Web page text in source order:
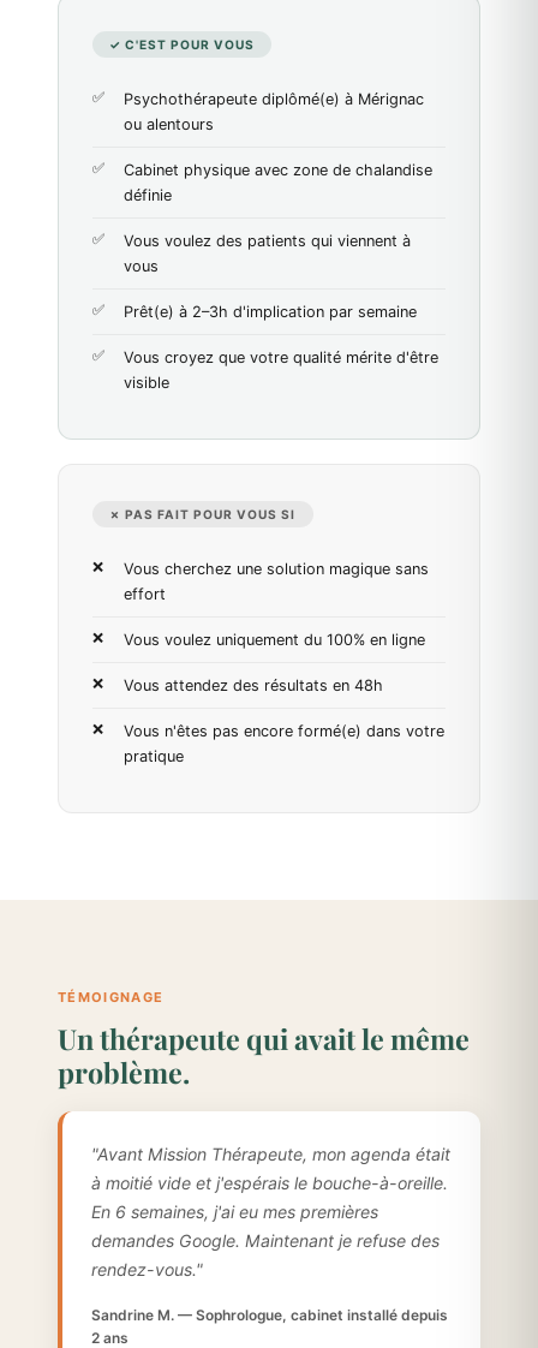
✓ C'EST POUR VOUS
Psychothérapeute diplômé(e) à Mérignac
ou alentours
Cabinet physique avec zone de chalandise
définie
Vous voulez des patients qui viennent à
vous
Prêt(e) à 2–3h d'implication par semaine
Vous croyez que votre qualité mérite d'être
visible
✗ PAS FAIT POUR VOUS SI
Vous cherchez une solution magique sans
effort
Vous voulez uniquement du 100% en ligne
Vous attendez des résultats en 48h
Vous n'êtes pas encore formé(e) dans votre
pratique
TÉMOIGNAGE
Un thérapeute qui avait le même
problème.
"Avant Mission Thérapeute, mon agenda était
à moitié vide et j'espérais le bouche-à-oreille.
En 6 semaines, j'ai eu mes premières
demandes Google. Maintenant je refuse des
rendez-vous."
Sandrine M. — Sophrologue, cabinet installé depuis
2 ans